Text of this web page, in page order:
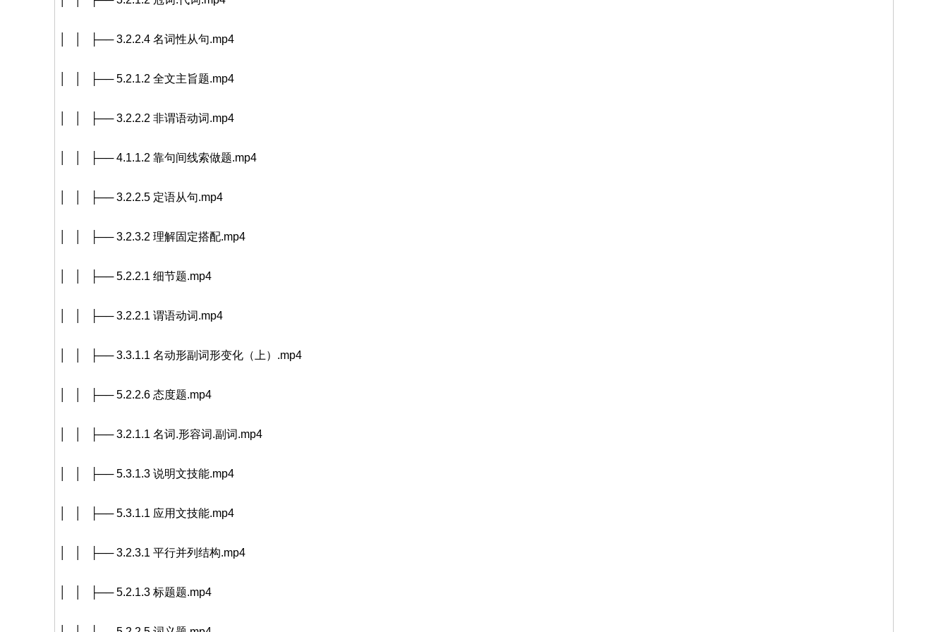
│ │ ├── 3.2.2.4 名词性从句.mp4
│ │ ├── 5.2.1.2 全文主旨题.mp4
│ │ ├── 3.2.2.2 非谓语动词.mp4
│ │ ├── 4.1.1.2 靠句间线索做题.mp4
│ │ ├── 3.2.2.5 定语从句.mp4
│ │ ├── 3.2.3.2 理解固定搭配.mp4
│ │ ├── 5.2.2.1 细节题.mp4
│ │ ├── 3.2.2.1 谓语动词.mp4
│ │ ├── 3.3.1.1 名动形副词形变化（上）.mp4
│ │ ├── 5.2.2.6 态度题.mp4
│ │ ├── 3.2.1.1 名词.形容词.副词.mp4
│ │ ├── 5.3.1.3 说明文技能.mp4
│ │ ├── 5.3.1.1 应用文技能.mp4
│ │ ├── 3.2.3.1 平行并列结构.mp4
│ │ ├── 5.2.1.3 标题题.mp4